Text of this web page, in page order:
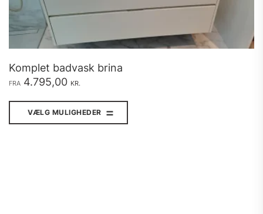
Komplet badvask brina
FRA 4.795,00 KR.
VÆLG MULIGHEDER